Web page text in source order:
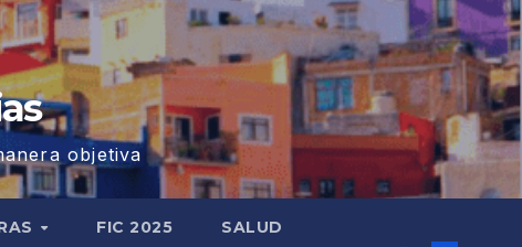
objetiva
FIC 2025 SALUD